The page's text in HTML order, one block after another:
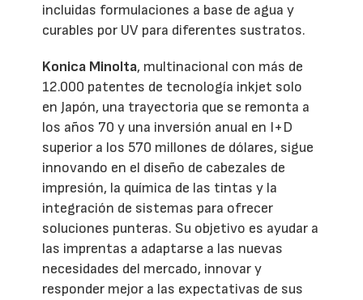
incluidas formulaciones a base de agua y
curables por UV para diferentes sustratos.
Konica Minolta, multinacional con más de
12.000 patentes de tecnología inkjet solo
en Japón, una trayectoria que se remonta a
los años 70 y una inversión anual en I+D
superior a los 570 millones de dólares, sigue
innovando en el diseño de cabezales de
impresión, la química de las tintas y la
integración de sistemas para ofrecer
soluciones punteras. Su objetivo es ayudar a
las imprentas a adaptarse a las nuevas
necesidades del mercado, innovar y
responder mejor a las expectativas de sus